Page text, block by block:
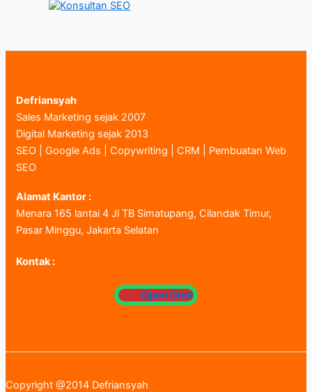
Defriansyah
Sales Marketing sejak 2007
Digital Marketing sejak 2013
SEO | Google Ads | Copywriting | CRM | Pembuatan Web
SEO
Alamat Kantor :
Menara 165 lantai 4 Jl TB Simatupang, Cilandak Timur,
Pasar Minggu, Jakarta Selatan
Kontak :
Open Chat
Copyright @2014 Defriansyah